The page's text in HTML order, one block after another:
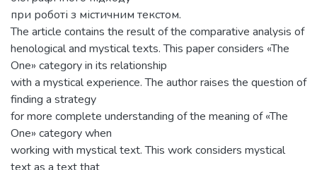
при роботі з містичним текстом.
The article contains the result of the comparative analysis of
henological and mystical texts. This paper considers «The
One» category in its relationship
with a mystical experience. The author raises the question of
finding a strategy
for more complete understanding of the meaning of «The
One» category when
working with mystical text. This work considers mystical